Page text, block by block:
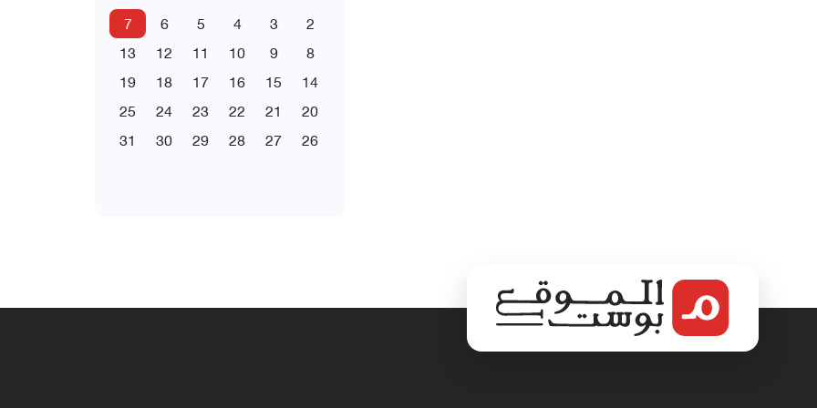
2
3
4
5
6
7
8
9
10
11
12
13
14
15
16
17
18
19
20
21
22
23
24
25
26
27
28
29
30
31